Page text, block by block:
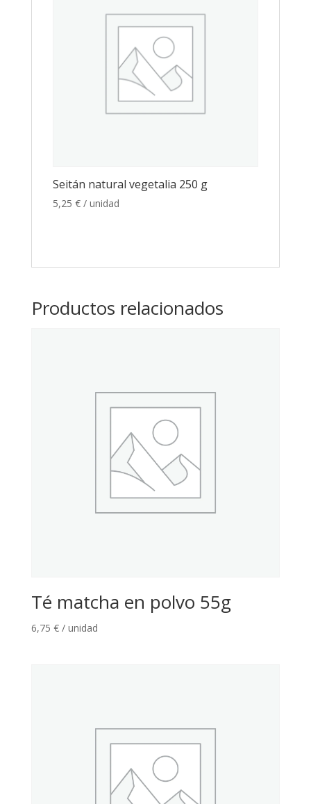
Seitán natural vegetalia 250 g
5,25 € / unidad
Productos relacionados
Té matcha en polvo 55g
6,75 € / unidad